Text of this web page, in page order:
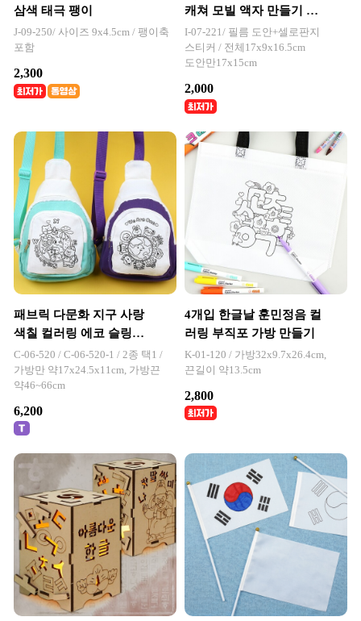
삼색 태극 팽이
J-09-250/ 사이즈 9x4.5cm / 팽이축
포함
2,300
캐쳐 모빌 액자 만들기 그
림자 놀이
I-07-221/ 필름 도안+셀로판지
스티커 / 전체17x9x16.5cm
도안만17x15cm
2,000
패브릭 다문화 지구 사랑
색칠 컬러링 에코 슬링백
가방 만들기 1개입
C-06-520 / C-06-520-1 / 2종 택1 /
가방만 약17x24.5x11cm, 가방끈
약46~66cm
6,200
4개입 한글날 훈민정음 컬
러링 부직포 가방 만들기
K-01-120 / 가방32x9.7x26.4cm,
끈길이 약13.5cm
2,800